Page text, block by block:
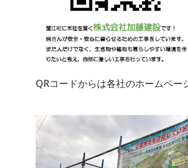
QRコードからは各社のホームペー